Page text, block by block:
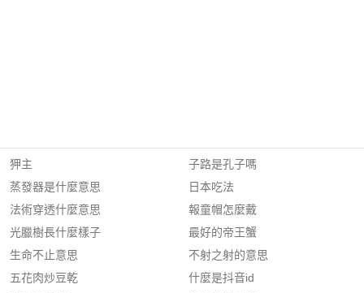
狎主
蒸發器是什麼意思
法術穿透什麼意思
光臘樹長什麼樣子
生命不止意思
五花肉炒豆乾
子路是孔子嗎
日本吃法
報童帽怎麼戴
最好的帝王蟹
不射之射的意思
什麼是抖音id